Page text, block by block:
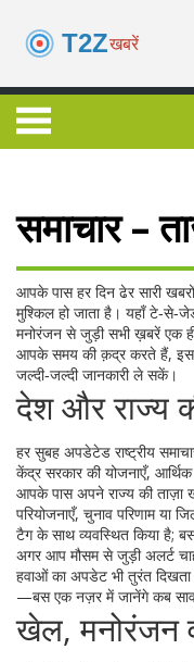
समाचार –
आपके पास हर दिन ढेर सारी
मुश्किल हो जाता है। यहाँ
मनोरंजन से जुड़ी सभी ख़बरें एक
आपके समय की क़द्र करते हैं,
जल्दी‑जल्दी जानकारी ले सकें।
देश और राज्य
हर सुबह अपडेटेड राष्ट्रीय
केंद्र सरकार की योजनाएँ,
आपके पास अपने राज्य की ताज़ा
परियोजनाएँ, चुनाव परिणाम या
टैग के साथ व्यवस्थित किया है;
अगर आप मौसम से जुड़ी अलर्ट
हवाओं का अपडेट भी तुरंत
—बस एक नज़र में जानेंगे कब
खेल, मनोरंजन व